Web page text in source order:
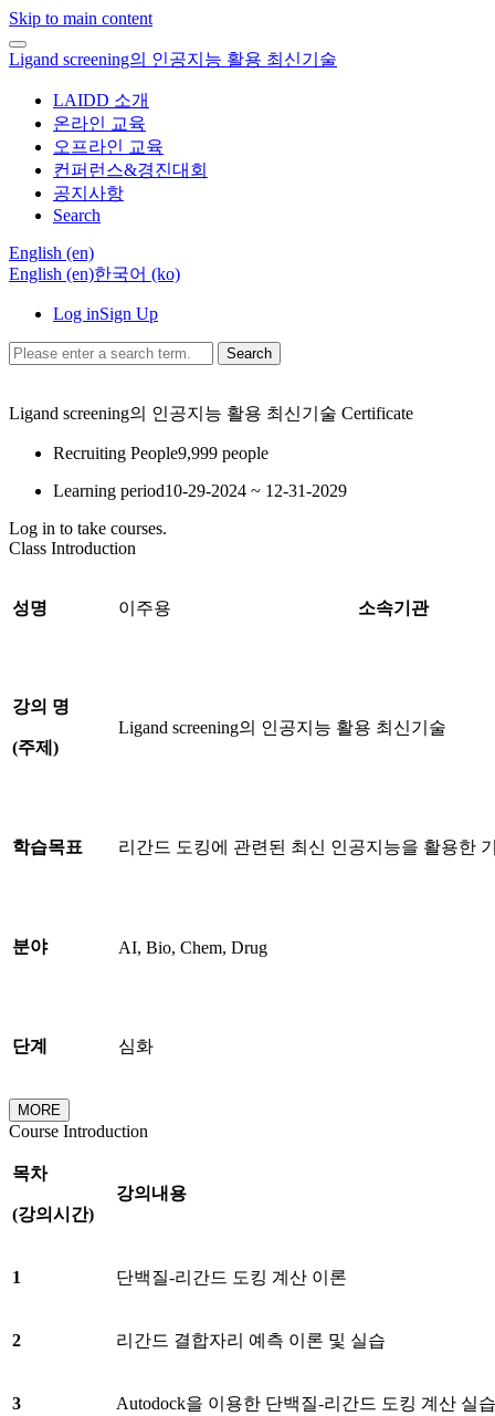
Skip to main content
Ligand screening의 인공지능 활용 최신기술
LAIDD 소개
온라인 교육
오프라인 교육
컨퍼런스&경진대회
공지사항
Search
English ‎(en)‎
English ‎(en)‎한국어 ‎(ko)‎
Log inSign Up
Search
Ligand screening의 인공지능 활용 최신기술 Certificate
Recruiting People9,999 people
Learning period10-29-2024 ~ 12-31-2029
Log in to take courses.
Class Introduction
성명 이주용 소속기관
강의 명
(주제 )
Ligand screening의 인공지능 활용 최신기술
학습목표 리간드 도킹에 관련된 최신 인공지능을 활용한
분야 AI, Bio, Chem, Drug
단계 심화
MORE
Course Introduction
목차
(강의시간)
강의내용
1 단백질-리간드 도킹 계산 이론
2 리간드 결합자리 예측 이론 및 실습
3 Autodock을 이용한 단백질-리간드 도킹 계산 실습